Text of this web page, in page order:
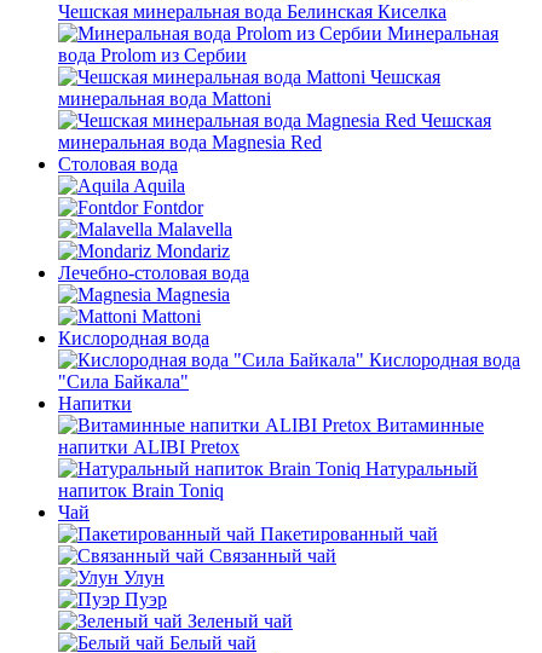
Чешская минеральная вода Белинская Киселка
Минеральная
вода Prolom из Сербии
Чешская
минеральная вода Mattoni
Чешская
минеральная вода Magnesia Red
Столовая вода
Aquila
Fontdor
Malavella
Mondariz
Лечебно-столовая вода
Magnesia
Mattoni
Кислородная вода
Кислородная вода
"Сила Байкала"
Напитки
Витаминные
напитки ALIBI Pretox
Натуральный
напиток Brain Toniq
Чай
Пакетированный чай
Связанный чай
Улун
Пуэр
Зеленый чай
Белый чай